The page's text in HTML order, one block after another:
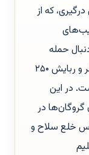
که از
حمله
حماس به جنوب کشور که به مرگ ۱۲۰۰ نفر و ربایش ۲۵۰
در این
در
خلع سلاح و